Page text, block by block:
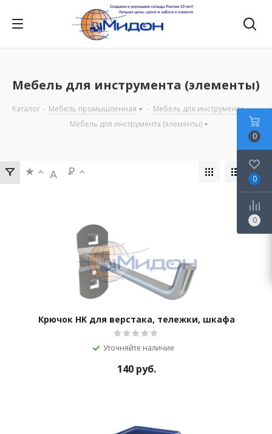
Мебель для инструмента (элементы)
Каталог - Мебель промышленная - Мебель для инструмента
-
Мебель для инструмента (элементы)
Крючок HK для верстака, тележки, шкафа
Уточняйте наличие
140руб.
0
0
0